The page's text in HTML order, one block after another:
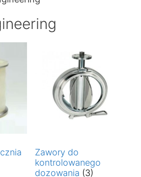
Zawory do
kontrolowanego
dozowania (3)